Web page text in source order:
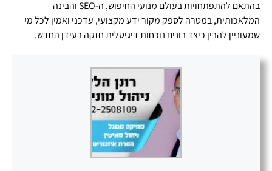
בהתאם להתפתחויות בעולם מנועי החיפוש, ה-SEO והבינה
המלאכותית, במטרה לספק מקור ידע מקצועי, עדכני ואמין לכל מי
שמעוניין להבין כיצד בונים נוכחות דיגיטלית חזקה בעידן החדש.